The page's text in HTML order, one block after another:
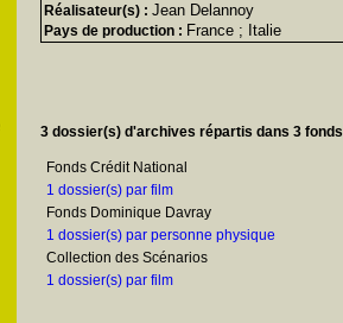
Réalisateur(s) : Jean Delannoy
Pays de production : France ; Italie
3 dossier(s) d'archives répartis dans 3 fonds
Fonds Crédit National
1 dossier(s) par film
Fonds Dominique Davray
1 dossier(s) par personne physique
Collection des Scénarios
1 dossier(s) par film